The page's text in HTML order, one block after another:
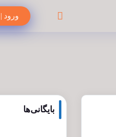
ورود
بایگانی‌ها